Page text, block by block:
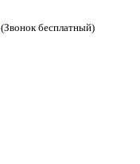
(Звонок бесплатный)